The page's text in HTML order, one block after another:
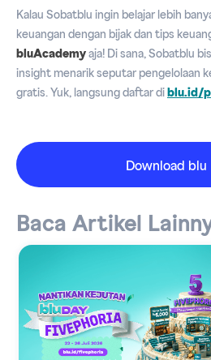
Kalau Sobatblu ingin belajar lebih
keuangan dengan bijak dan tips
bluAcademyaja! Di sana, Sobatblu
insight menarik seputar pengelolaan
gratis. Yuk, langsung daftar diblu.id/
Download blu
Baca Artikel